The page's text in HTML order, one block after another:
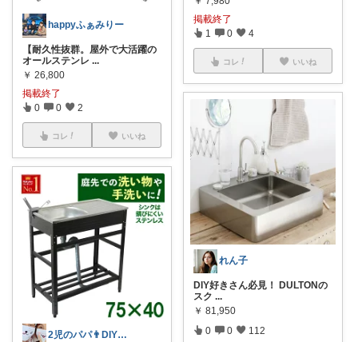
happyふぁみりー
【耐久性抜群。屋外で大活躍の
オールステンレ ...
￥ 26,800
掲載終了
0 0 2
コレ いいね
2児のパパ👨DIYお庭作り頑張ります！
掲載終了
1 0 4
コレ いいね
れん子
DIY好きさん必見！ DULTONの
スク ...
￥ 81,950
0 0 112